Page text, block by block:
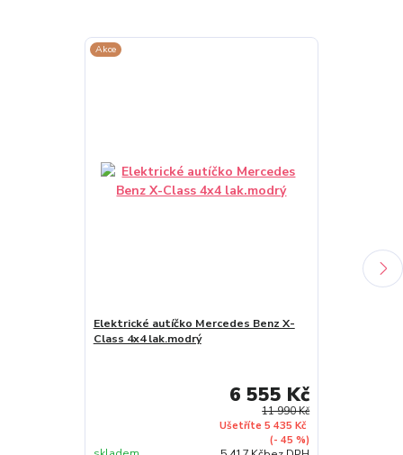
Akce
Elektrické autíčko Mercedes Benz X-
Class 4x4 lak.modrý
11 990 Kč
Ušetříte 5 435 Kč
(- 45 %)
6 555 Kč